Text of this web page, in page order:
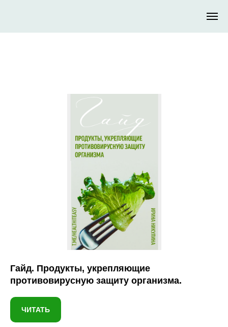
Гайд. Продукты, укрепляющие
противовирусную защиту организма.
ЧИТАТЬ